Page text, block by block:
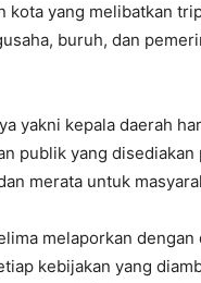
kota yang melibatkan
buruh, dan
yakni kepala daerah
publik yang disediakan
merata untuk
melaporkan dengan
kebijakan yang